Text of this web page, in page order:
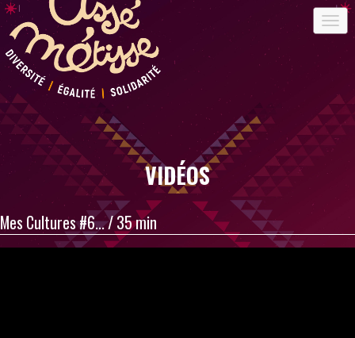
VIDÉOS
Mes Cultures #6... / 35 min